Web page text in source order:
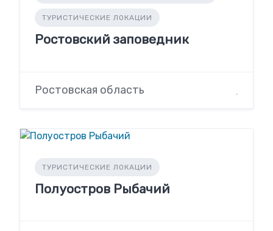
ТУРИСТИЧЕСКИЕ ЛОКАЦИИ
Ростовский заповедник
Ростовская область
ТУРИСТИЧЕСКИЕ ЛОКАЦИИ
Полуостров Рыбачий